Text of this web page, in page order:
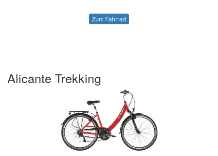
Zum Fahrrad
Alicante Trekking